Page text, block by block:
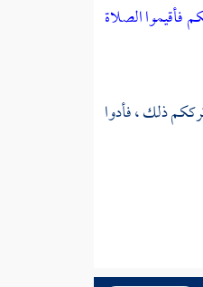
فأقيموا الصلاة
ذلك ، فأدوا